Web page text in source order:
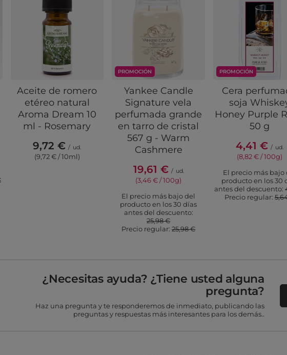
Aceite de romero
etéreo natural
Aroma Dream 10
ml - Rosemary
9,72 € / ud.
(9,72 € / 10ml)
PROMOCIÓN
Yankee Candle
Signature vela
perfumada grande
en tarro de cristal
567 g - Warm
Cashmere
19,61 € / ud.
(3,46 € / 100g)
El precio más bajo del
producto en los 30 días
antes del descuento:
25,98 €
Precio regular:25,98 €
PROMOCIÓN
Cera
soja
Honey Purple
50 g
4,41 € / ud.
(8,82 € / 100g)
El precio más bajo
producto en los 30
antes del descuento:
Precio regular:
¿Necesitas ayuda? ¿Tiene usted alguna
pregunta?
Haz una pregunta y te responderemos de inmediato, publicando las
preguntas y respuestas más interesantes para los demás..